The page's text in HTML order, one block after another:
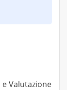
Valutazione